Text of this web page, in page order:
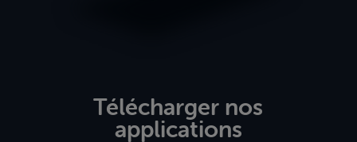
Télécharger nos
applications